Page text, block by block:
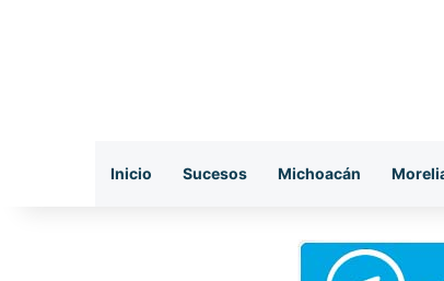
Inicio Sucesos Michoacán